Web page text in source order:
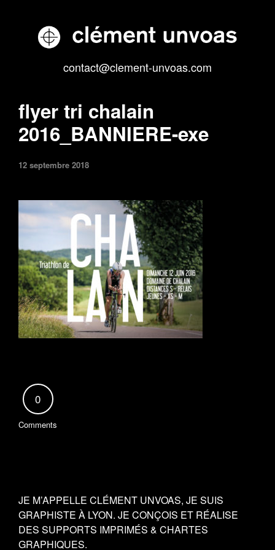
contact@clement-unvoas.com
flyer tri chalain
2016_BANNIERE-exe
12 septembre 2018
0
Comments
JE M’APPELLE CLÉMENT UNVOAS, JE SUIS
GRAPHISTE À LYON. JE CONÇOIS ET RÉALISE
DES SUPPORTS IMPRIMÉS & CHARTES
GRAPHIQUES.